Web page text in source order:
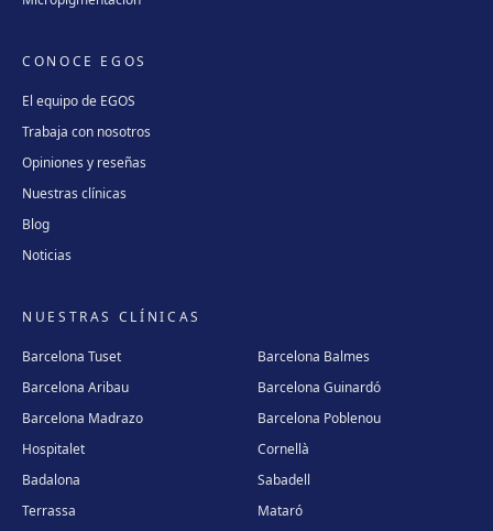
CONOCE EGOS
El equipo de EGOS
Trabaja con nosotros
Opiniones y reseñas
Nuestras clínicas
Blog
Noticias
NUESTRAS CLÍNICAS
Barcelona Tuset
Barcelona Balmes
Barcelona Aribau
Barcelona Guinardó
Barcelona Madrazo
Barcelona Poblenou
Hospitalet
Cornellà
Badalona
Sabadell
Terrassa
Mataró